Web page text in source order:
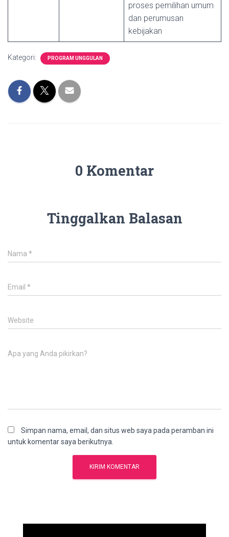
proses pemilihan umum
dan perumusan
kebijakan
Kategori: PROGRAM UNGGULAN
0 Komentar
Tinggalkan Balasan
Nama *
Email *
Website
Apa yang Anda pikirkan?
Simpan nama, email, dan situs web saya pada peramban ini
untuk komentar saya berikutnya.